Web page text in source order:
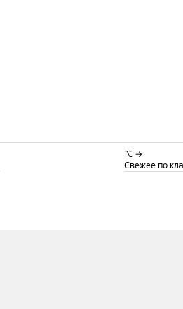
⌥ →
Свежее по